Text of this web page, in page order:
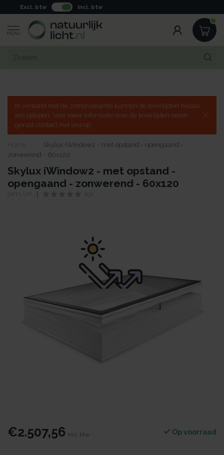
Excl. btw Incl. btw
MENU
In verband met de zomervakantie kunnen de levertijden helaas
iets oplopen. Voor meer informatie over de levertijden neem
gerust contact met ons op.
Home
Skylux iWindow2 - met opstand - opengaand -
zonwerend - 60x120
Skylux iWindow2 - met opstand -
opengaand - zonwerend - 60x120
SKYLUX (0)
€2.507,56 Incl. btw Op voorraad